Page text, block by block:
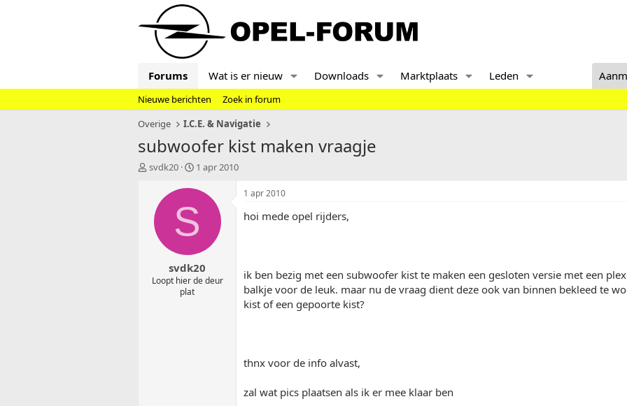
Forums Wat is er nieuw Downloads Marktplaats Leden
Nieuwe berichten
Zoek in forum
Overige
I.C.E. & Navigatie
subwoofer kist maken vraagje
T
svdk20
S
a
t
d
t
u
m
1 apr 2010
S
svdk20
Loopt hier de deur
plat
1 apr 2010
hoi mede opel rijders,
ik ben bezig met een subwoofer kist te maken een gesloten versie met een
balkje voor de leuk. maar nu de vraag dient deze ook van binnen bekleed te
kist of een gepoorte kist?
thnx voor de info alvast,
zal wat pics plaatsen als ik er mee klaar ben